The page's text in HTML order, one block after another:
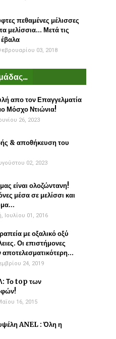
πεθαμένες μέλισσες
μελίσσια... Μετά τις
έβαλα
03, 2018
απο τον Επαγγελματία
Μόσχο Ντιώνια!
26, 2023
& αποθήκευση του
02, 2023
είναι ολοζώντανη!
μέσα σε μελίσσι και
Ιουλίου 01, 2016
με οξαλικό οξύ
Οι επιστήμονες
αποτελεσματικότερη...
24, 2019
Το top των
16, 2015
ANEL : Όλη η